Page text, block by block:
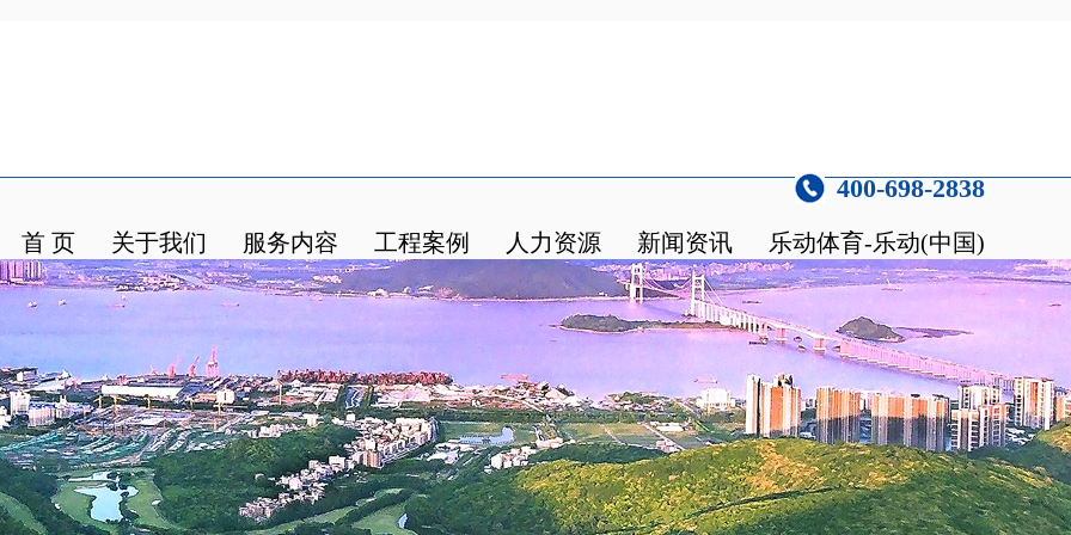
400-698-2838
首 页 关于我们 服务内容 工程案例 人力资源 新闻资讯 乐动体育-乐动(中国)